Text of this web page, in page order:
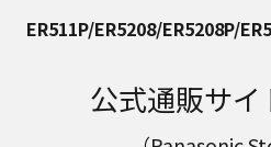
ER511P/ER5208/ER5208P/
公式通販サイ